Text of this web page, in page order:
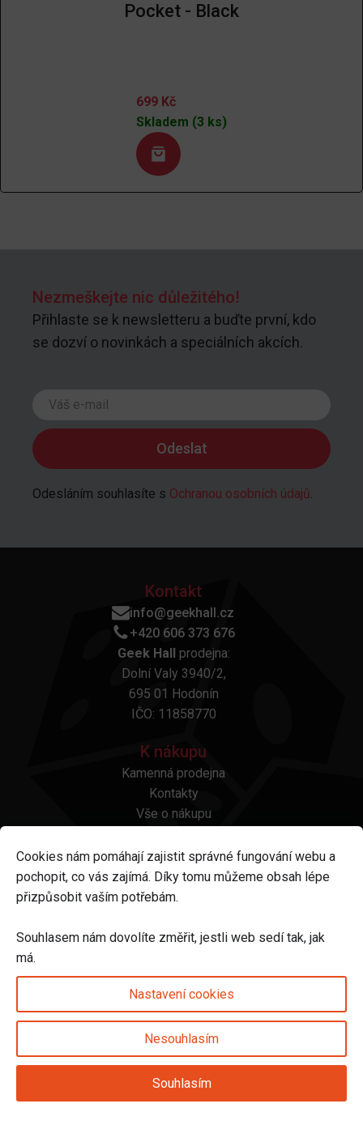
Pocket - Black
699 Kč
Skladem (3 ks)
Nezmeškejte nic důležitého!
Přihlaste se k newsletteru a buďte první, kdo
se dozví o novinkách a speciálních akcích.
Odesláním souhlasíte s Ochranou osobních údajů.
Kontakt
info@geekhall.cz
+420 606 373 676
Geek Hall prodejna:
Dolní Valy 3940/2,
695 01 Hodonín
IČO: 11858770
K nákupu
Kamenná prodejna
Kontakty
Vše o nákupu
Platba a doprava
Reklamace a vrácení
Obchodní podmínky
Odstoupení od smlouvy
Sledujte nás na
© 2025 Svět karet s.r.o. | vytvořeno DIGIBEES
Cookies nám pomáhají zajistit správné fungování webu a
pochopit, co vás zajímá. Díky tomu můžeme obsah lépe
přizpůsobit vaším potřebám.
Souhlasem nám dovolíte změřit, jestli web sedí tak, jak
má.
Nastavení cookies
Nesouhlasím
Souhlasím